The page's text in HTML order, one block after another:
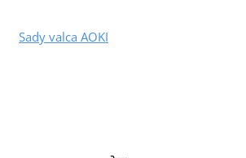
Sady valca AOKI